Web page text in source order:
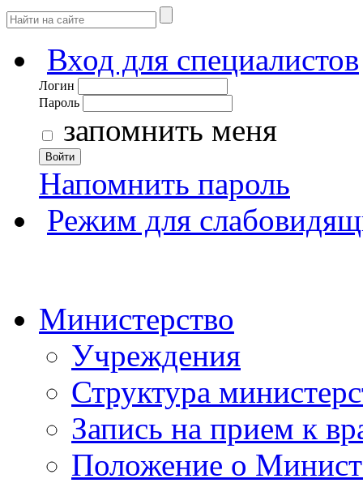
Вход для специалистов
Логин
Пароль
запомнить меня
Войти
Напомнить пароль
Режим для
Министерство
Учреждения
Структура
Запись на прием к
Положение о